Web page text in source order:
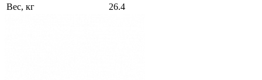
Вес, кг
26.4